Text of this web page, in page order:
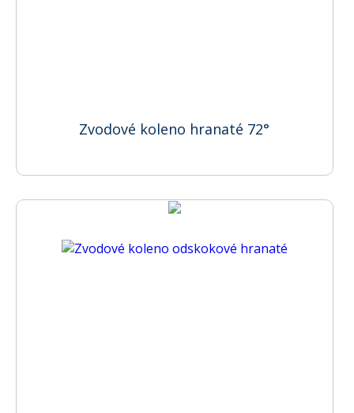
Zvodové koleno hranaté 72°